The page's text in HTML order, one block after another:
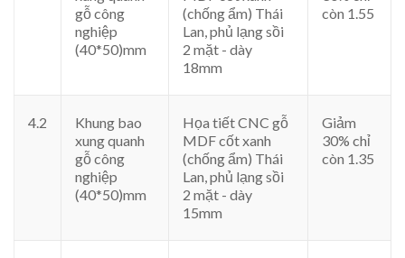
gỗ công
nghiệp
(40*50)mm
(chống ẩm) Thái
Lan, phủ lạng sồi
2 mặt - dày
18mm
còn 1.55
4.2
Khung bao
xung quanh
gỗ công
nghiệp
(40*50)mm
Họa tiết CNC gỗ
MDF cốt xanh
(chống ẩm) Thái
Lan, phủ lạng sồi
2 mặt - dày
15mm
Giảm
30% chỉ
còn 1.35